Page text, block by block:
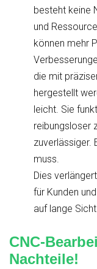
besteht keine
und
können mehr
die mit
hergestellt
leicht. Sie
reibungsloser
zuverlässiger.
muss.
Dies
für Kunden
auf lange Sicht
CNC-
Nachteile!